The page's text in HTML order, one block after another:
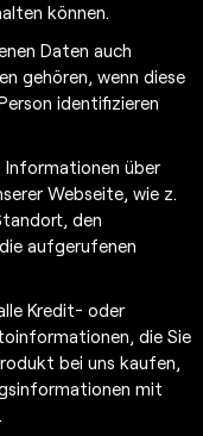
können.
Daten auch
gehören, wenn diese
identifizieren
Informationen über
Webseite, wie z.
den
aufgerufenen
Kredit- oder
die Sie
bei uns kaufen,
mit